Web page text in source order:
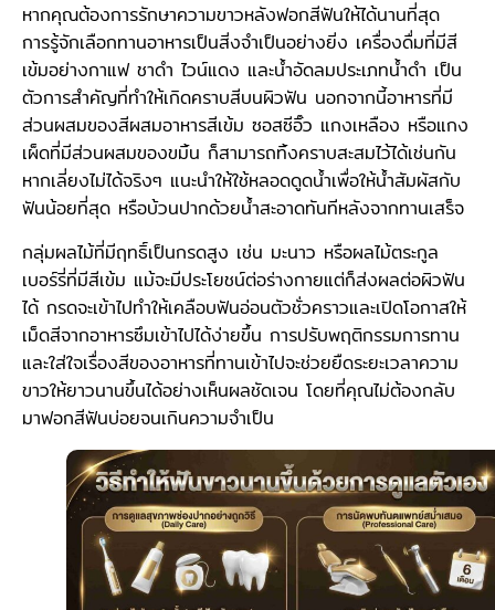
หากคุณต้องการรักษาความขาวหลังฟอกสีฟันให้ได้นานที่สุด
การรู้จักเลือกทานอาหารเป็นสิ่งจำเป็นอย่างยิ่ง เครื่องดื่มที่มีสี
เข้มอย่างกาแฟ ชาดำ ไวน์แดง และน้ำอัดลมประเภทน้ำดำ เป็น
ตัวการสำคัญที่ทำให้เกิดคราบสีบนผิวฟัน นอกจากนี้อาหารที่มี
ส่วนผสมของสีผสมอาหารสีเข้ม ซอสซีอิ๊ว แกงเหลือง หรือแกง
เผ็ดที่มีส่วนผสมของขมิ้น ก็สามารถทิ้งคราบสะสมไว้ได้เช่นกัน
หากเลี่ยงไม่ได้จริงๆ แนะนำให้ใช้หลอดดูดน้ำเพื่อให้น้ำสัมผัสกับ
ฟันน้อยที่สุด หรือบ้วนปากด้วยน้ำสะอาดทันทีหลังจากทานเสร็จ
กลุ่มผลไม้ที่มีฤทธิ์เป็นกรดสูง เช่น มะนาว หรือผลไม้ตระกูล
เบอร์รี่ที่มีสีเข้ม แม้จะมีประโยชน์ต่อร่างกายแต่ก็ส่งผลต่อผิวฟัน
ได้ กรดจะเข้าไปทำให้เคลือบฟันอ่อนตัวชั่วคราวและเปิดโอกาสให้
เม็ดสีจากอาหารซึมเข้าไปได้ง่ายขึ้น การปรับพฤติกรรมการทาน
และใส่ใจเรื่องสีของอาหารที่ทานเข้าไปจะช่วยยืดระยะเวลาความ
ขาวให้ยาวนานขึ้นได้อย่างเห็นผลชัดเจน โดยที่คุณไม่ต้องกลับ
มาฟอกสีฟันบ่อยจนเกินความจำเป็น